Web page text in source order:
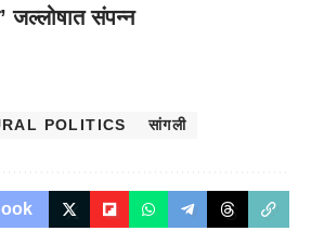
जल्लोषात संपन्न
POLITICS सांगली